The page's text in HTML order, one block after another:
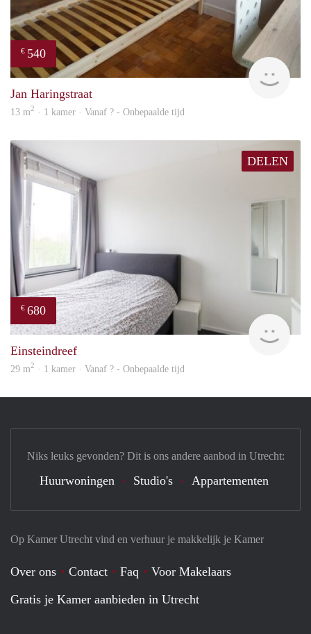
€ 540
Jan Haringstraat
13 m2 · 1 kamer · Vanaf ? - Onbepaalde tijd
DELEN
€ 680
Einsteindreef
29 m2 · 1 kamer · Vanaf ? - Onbepaalde tijd
Op Kamer Utrecht vind en verhuur je makkelijk je Kamer
Over ons Contact Faq
Voor Makelaars
Gratis je Kamer aanbieden in Utrecht
Niks leuks gevonden? Dit is ons andere aanbod in Utrecht:
Huurwoningen Studio's Appartementen